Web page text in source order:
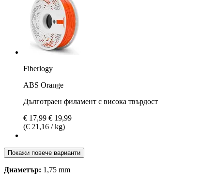
Fiberlogy
ABS Orange
Дълготраен филамент с висока твърдост
€ 17,99 € 19,99
(€ 21,16 / kg)
Покажи повече варианти
Диаметър: 1,75 mm